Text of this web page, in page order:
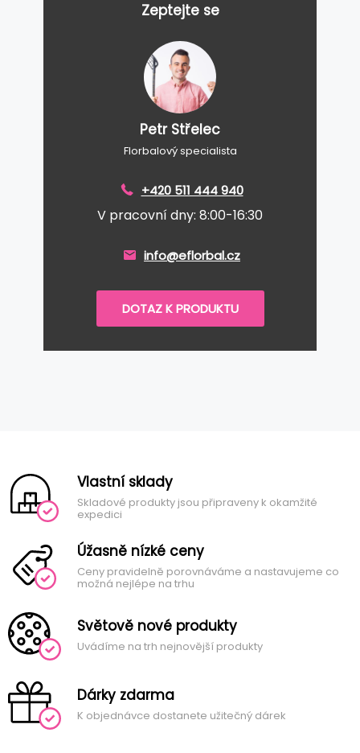
Zeptejte se
Petr Střelec
Florbalový specialista
+420 511 444 940
V pracovní dny: 8:00-16:30
info@eflorbal.cz
DOTAZ K PRODUKTU
Vlastní sklady
Skladové produkty jsou připraveny k okamžité
expedici
Úžasně nízké ceny
Ceny pravidelně porovnáváme a nastavujeme co
možná nejlépe na trhu
Světově nové produkty
Uvádíme na trh nejnovější produkty
Dárky zdarma
K objednávce dostanete užitečný dárek